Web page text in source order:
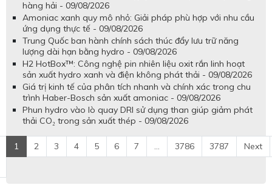
hàng hải - 09/08/2026
Amoniac xanh quy mô nhỏ: Giải pháp phù hợp với nhu cầu
ứng dụng thực tế - 09/08/2026
Trung Quốc ban hành chính sách thúc đẩy lưu trữ năng
lượng dài hạn bằng hydro - 09/08/2026
H2 HotBox™: Công nghệ pin nhiên liệu oxit rắn linh hoạt
sản xuất hydro xanh và điện không phát thải - 09/08/2026
Giá trị kinh tế của phân tích nhanh và chính xác trong chu
trình Haber-Bosch sản xuất amoniac - 09/08/2026
Phun hydro vào lò quay DRI sử dụng than giúp giảm phát
thải CO₂ trong sản xuất thép - 09/08/2026
1 2 3 4 5 6 7 ... 3786 3787 Next